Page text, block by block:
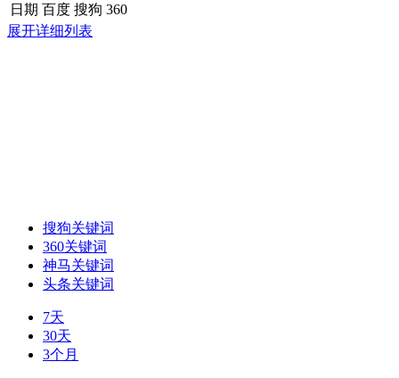
日期 百度 搜狗 360
展开详细列表
搜狗关键词
360关键词
神马关键词
头条关键词
7天
30天
3个月